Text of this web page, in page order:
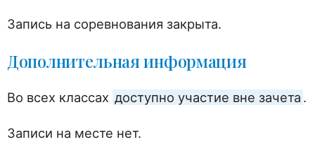
Запись на соревнования закрыта.
Дополнительная информация
Во всех классах доступно участие вне зачета .
Записи на месте нет.